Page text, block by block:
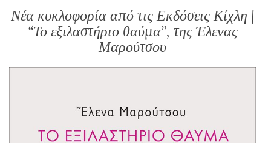
Νέα κυκλοφορία από τις Εκδόσεις Κίχλη |
“Το εξιλαστήριο θαύμα”, της Έλενας
Μαρούτσου